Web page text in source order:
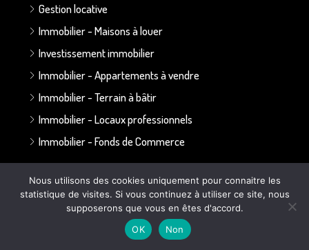
Gestion locative
Immobilier - Maisons à louer
Investissement immobilier
Immobilier - Appartements à vendre
Immobilier - Terrain à bâtir
Immobilier - Locaux professionnels
Immobilier - Fonds de Commerce
Annonces par secteur :
Secteur Bapaume - Albert
Nous utilisons des cookies uniquement pour connaitre les
statistique de visites. Si vous continuez à utiliser ce site, nous
supposerons que vous en êtes d'accord.
OK
Non